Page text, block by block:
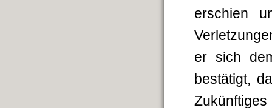
erschien
er sich
bestätigt,